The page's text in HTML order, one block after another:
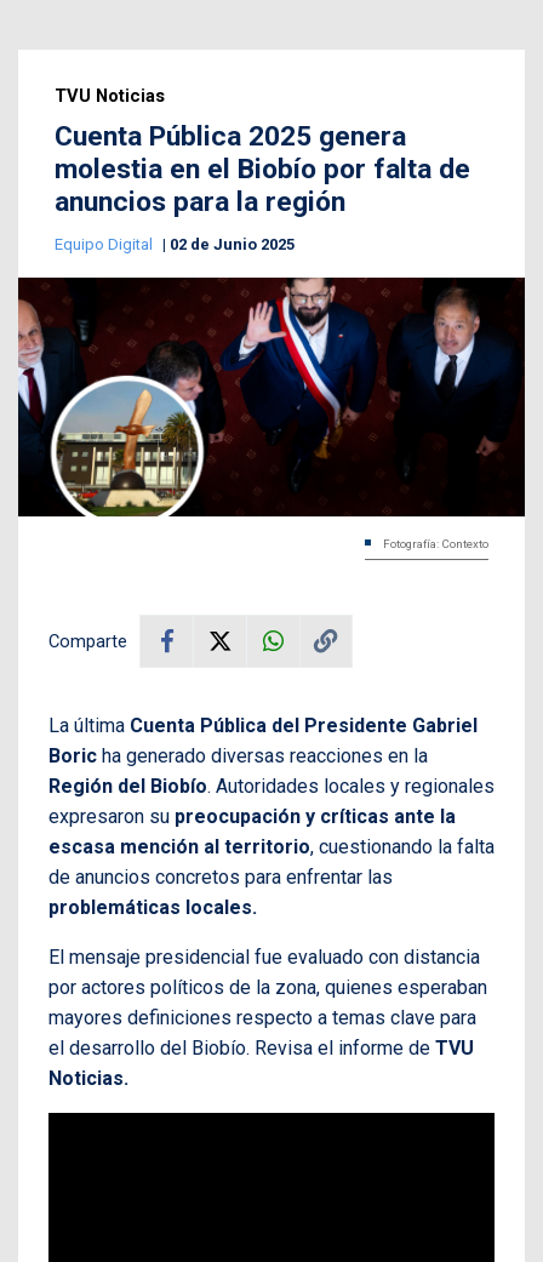
TVU Noticias
Cuenta Pública 2025 genera
molestia en el Biobío por falta de
anuncios para la región
Equipo Digital 02 de Junio 2025
Fotografía: Contexto
Comparte
La última Cuenta Pública del Presidente Gabriel
Boric ha generado diversas reacciones en la
Región del Biobío. Autoridades locales y regionales
expresaron su preocupación y críticas ante la
escasa mención al territorio, cuestionando la falta
de anuncios concretos para enfrentar las
problemáticas locales.
El mensaje presidencial fue evaluado con distancia
por actores políticos de la zona, quienes esperaban
mayores definiciones respecto a temas clave para
el desarrollo del Biobío. Revisa el informe de TVU
Noticias.